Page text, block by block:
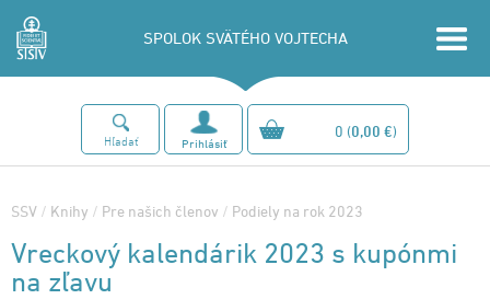
SPOLOK SVÄTÉHO VOJTECHA
Hľadať Prihlásiť
0 (0,00 €)
SSV / Knihy / Pre našich členov / Podiely na rok 2023
Vreckový kalendárik 2023 s kupónmi
na zľavu